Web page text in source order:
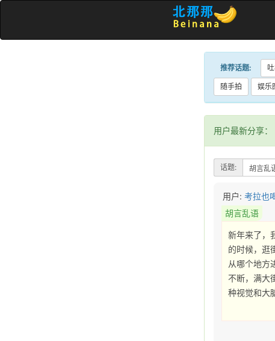
推荐话题:
随手拍 娱乐
用户最新分享：
话题:
用户:考拉也
胡言乱语
新年来了，
的时候，逛
从哪个地方
不断，满大
种视觉和大